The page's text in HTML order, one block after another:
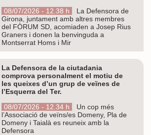
08/07/2026 - 12.38 h
La Defensora de
Girona, juntament amb altres membres
del FÒRUM SD, acomiaden a Josep Rius
Graners i donen la benvinguda a
Montserrat Homs i Mir
La Defensora de la ciutadania
comprova personalment el motiu de
les queixes d’un grup de veïnes de
l’Esquerra del Ter.
08/07/2026 - 12.34 h
Un cop més
l’Associació de veïns/es Domeny, Pla de
Domeny i Taialà es reuneix amb la
Defensora